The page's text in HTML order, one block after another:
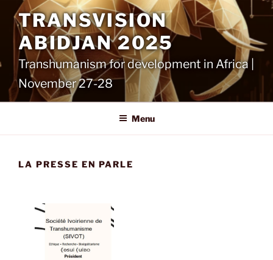
Aller
contenu
principal
TRANSVISION
ABIDJAN 2025
Transhumanism for development in Africa |
November 27-28
Menu
LA PRESSE EN PARLE